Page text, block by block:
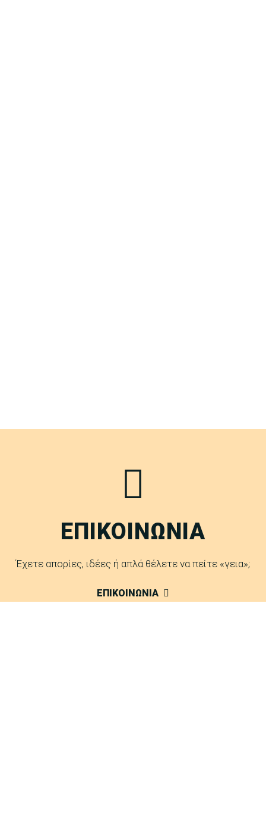
ΕΠΙΚΟΙΝΩΝΙΑ
Έχετε απορίες, ιδέες ή απλά θέλετε να πείτε «γεια»;
ΕΠΙΚΟΙΝΩΝΙΑ